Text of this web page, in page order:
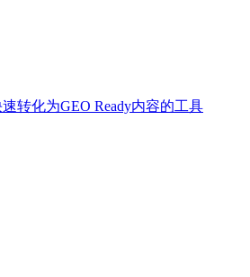
转化为GEO Ready内容的工具